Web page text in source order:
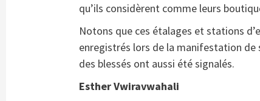
qu’ils considèrent comme leurs
Notons que ces étalages et stations
enregistrés lors de la manifestation
des blessés ont aussi été signalés.
Esther Vwiravwahali